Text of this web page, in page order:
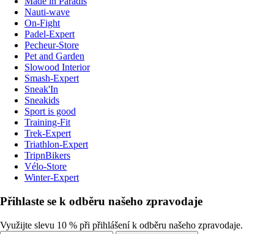
Nauti-wave
On-Fight
Padel-Expert
Pecheur-Store
Pet and Garden
Slowood Interior
Smash-Expert
Sneak'In
Sneakids
Sport is good
Training-Fit
Trek-Expert
Triathlon-Expert
TripnBikers
Vélo-Store
Winter-Expert
Přihlaste se k odběru našeho zpravodaje
Využijte slevu 10 % při přihlášení k odběru našeho zpravodaje.